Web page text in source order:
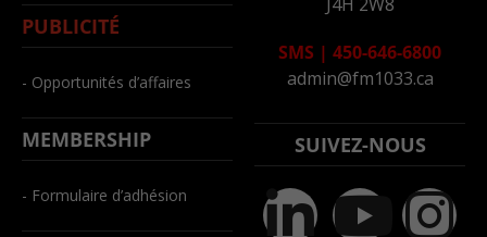
PUBLICITÉ
- Opportunités d’affaires
MEMBERSHIP
- Formulaire d’adhésion
SMS | 450-646-6800
admin@fm1033.ca
SUIVEZ-NOUS